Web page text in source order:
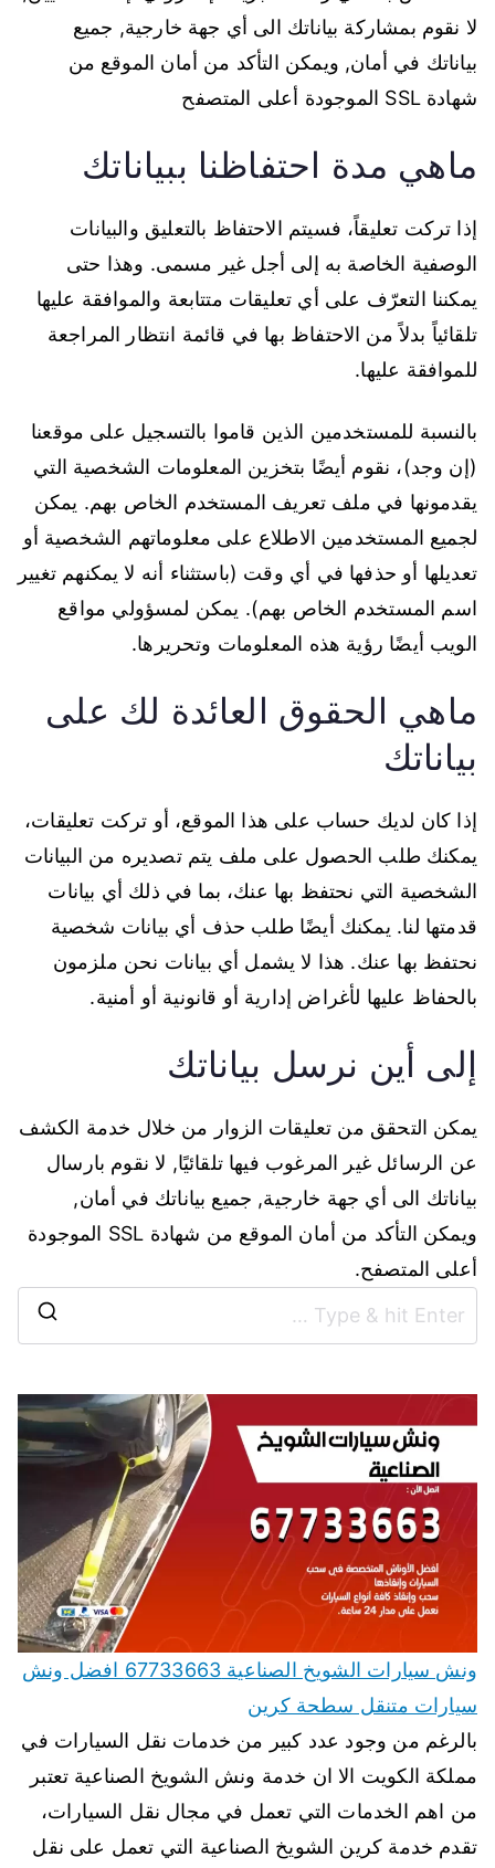
لا نقوم بمشاركة بياناتك الى أي جهة خارجية, جميع
بياناتك في أمان, ويمكن التأكد من أمان الموقع من
شهادة SSL الموجودة أعلى المتصفح
ماهي مدة احتفاظنا ببياناتك
إذا تركت تعليقاً، فسيتم الاحتفاظ بالتعليق والبيانات
الوصفية الخاصة به إلى أجل غير مسمى. وهذا حتى
يمكننا التعرّف على أي تعليقات متتابعة والموافقة عليها
تلقائياً بدلاً من الاحتفاظ بها في قائمة انتظار المراجعة
للموافقة عليها.
بالنسبة للمستخدمين الذين قاموا بالتسجيل على موقعنا
(إن وجد)، نقوم أيضًا بتخزين المعلومات الشخصية التي
يقدمونها في ملف تعريف المستخدم الخاص بهم. يمكن
لجميع المستخدمين الاطلاع على معلوماتهم الشخصية أو
تعديلها أو حذفها في أي وقت (باستثناء أنه لا يمكنهم تغيير
اسم المستخدم الخاص بهم). يمكن لمسؤولي مواقع
الويب أيضًا رؤية هذه المعلومات وتحريرها.
ماهي الحقوق العائدة لك على
بياناتك
إذا كان لديك حساب على هذا الموقع، أو تركت تعليقات،
يمكنك طلب الحصول على ملف يتم تصديره من البيانات
الشخصية التي نحتفظ بها عنك، بما في ذلك أي بيانات
قدمتها لنا. يمكنك أيضًا طلب حذف أي بيانات شخصية
نحتفظ بها عنك. هذا لا يشمل أي بيانات نحن ملزمون
بالحفاظ عليها لأغراض إدارية أو قانونية أو أمنية.
إلى أين نرسل بياناتك
يمكن التحقق من تعليقات الزوار من خلال خدمة الكشف
عن الرسائل غير المرغوب فيها تلقائيًا, لا نقوم بارسال
بياناتك الى أي جهة خارجية, جميع بياناتك في أمان,
ويمكن التأكد من أمان الموقع من شهادة SSL الموجودة
أعلى المتصفح.
ونش سيارات الشويخ الصناعية 67733663 افضل ونش
سيارات متنقل سطحة كرين
بالرغم من وجود عدد كبير من خدمات نقل السيارات في
مملكة الكويت الا ان خدمة ونش الشويخ الصناعية تعتبر
من اهم الخدمات التي تعمل في مجال نقل السيارات،
تقدم خدمة كرين الشويخ الصناعية التي تعمل على نقل